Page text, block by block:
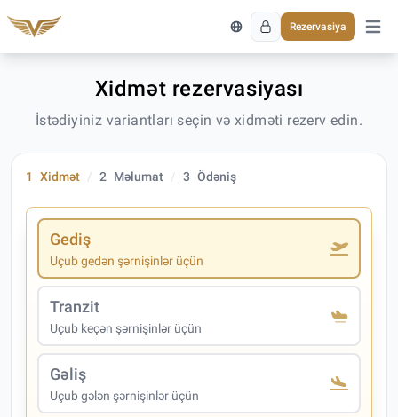
Rezervasiya
Əsas
Xidmət rezervasiyası
İstədiyiniz variantları seçin və xidməti rezerv edin.
1 Xidmət 2 Məlumat 3 Ödəniş
Gediş
Uçub gedən şərnişinlər üçün
Tranzit
Uçub keçən şərnişinlər üçün
Gəliş
Uçub gələn şərnişinlər üçün